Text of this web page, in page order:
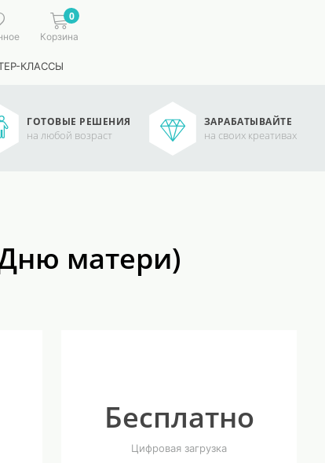
0
Корзина
КЛАССЫ
ГОТОВЫЕ РЕШЕНИЯ
на любой возраст
ЗАРАБАТЫВАЙТЕ
на своих креативах
матери)
Бесплатно
Цифровая загрузка